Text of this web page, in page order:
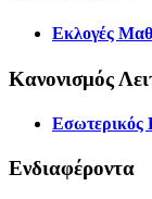
Εκλογές
Κανονισμός
Εσωτερικός
Ενδιαφέροντα